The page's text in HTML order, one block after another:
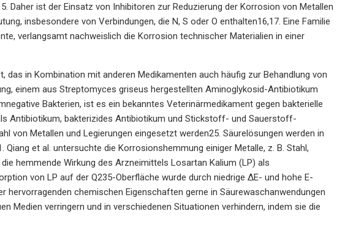
Daher ist der Einsatz von Inhibitoren zur Reduzierung der Korrosion von Metallen
insbesondere von Verbindungen, die N, S oder O enthalten16,17. Eine Familie
verlangsamt nachweislich die Korrosion technischer Materialien in einer
in Kombination mit anderen Medikamenten auch häufig zur Behandlung von
einem aus Streptomyces griseus hergestellten Aminoglykosid-Antibiotikum
Bakterien, ist es ein bekanntes Veterinärmedikament gegen bakterielle
Antibiotikum, bakterizides Antibiotikum und Stickstoff- und Sauerstoff-
von Metallen und Legierungen eingesetzt werden25. Säurelösungen werden in
et al. untersuchte die Korrosionshemmung einiger Metalle, z. B. Stahl,
hemmende Wirkung des Arzneimittels Losartan Kalium (LP) als
von LP auf der Q235-Oberfläche wurde durch niedrige ΔE- und hohe E-
chemischen Eigenschaften gerne in Säurewaschanwendungen
Medien verringern und in verschiedenen Situationen verhindern, indem sie die